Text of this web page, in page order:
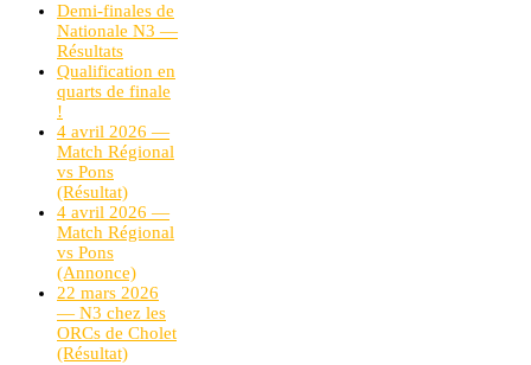
Demi-finales de
Nationale N3 —
Résultats
Qualification en
quarts de finale
!
4 avril 2026 —
Match Régional
vs Pons
(Résultat)
4 avril 2026 —
Match Régional
vs Pons
(Annonce)
22 mars 2026
— N3 chez les
ORCs de Cholet
(Résultat)